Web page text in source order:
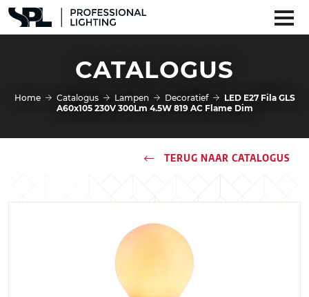
CATALOGUS
Home Catalogus Lampen Decoratief
LED E27 Fila GLS
A60x105 230V 300Lm 4.5W 819 AC Flame Dim
TERUG NAAR CATALOGUS